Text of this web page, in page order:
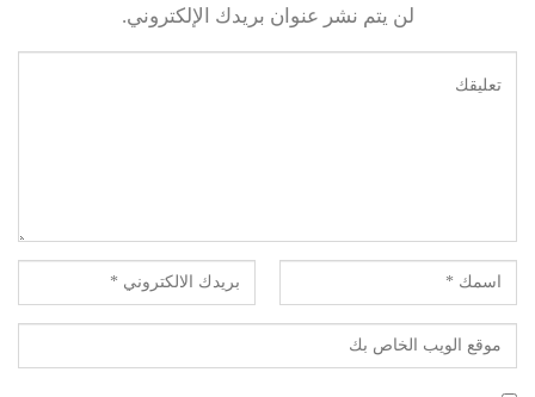
لن يتم نشر عنوان بريدك الإلكتروني.